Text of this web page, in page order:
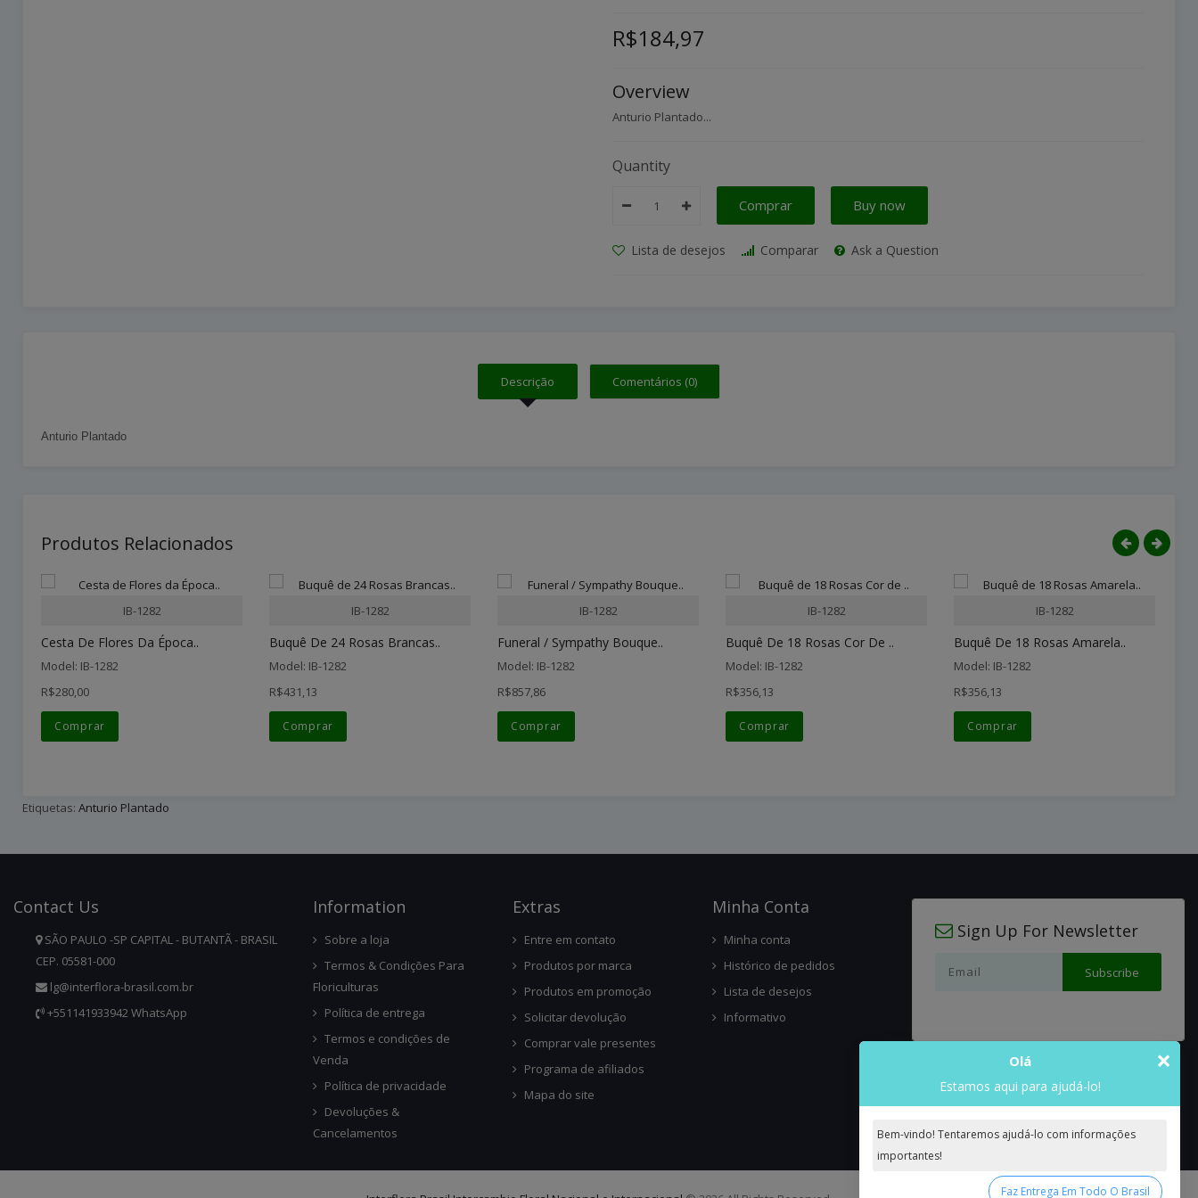
R$184,97
Overview
Anturio Plantado...
Quantity
Comprar Buy now
Lista de desejos Comparar Ask a Question
Descrição Comentários (0)
Anturio Plantado
Produtos Relacionados
IB-1282
Cesta De Flores Da Época..
Model: IB-1282
R$280,00
Comprar
IB-1282
Buquê De 24 Rosas Brancas..
Model: IB-1282
R$431,13
Comprar
IB-1282
Funeral / Sympathy Bouque..
Model: IB-1282
R$857,86
Comprar
IB-1282
Buquê De 18 Rosas Cor De ..
Model: IB-1282
R$356,13
Comprar
IB-1282
Buquê De 18 Rosas Amarela..
Model: IB-1282
R$356,13
Comprar
Etiquetas: Anturio Plantado
Contact Us
SÃO PAULO -SP CAPITAL - BUTANTÃ - BRASIL
CEP. 05581-000
lg@interflora-brasil.com.br
+551141933942 WhatsApp
InforMation
Sobre a loja
Termos & Condições Para
Floriculturas
Política de entrega
Termos e condições de
Venda
Política de privacidade
Devoluções &
Cancelamentos
ExtRas
Entre em contato
Produtos por marca
Produtos em promoção
Solicitar devolução
Comprar vale presentes
Programa de afiliados
Mapa do site
Minha Conta
Minha conta
Histórico de pedidos
Lista de desejos
Informativo
Sign Up For Newsletter
×
Olá
Estamos aqui para ajudá-lo!
Bem-vindo! Tentaremos ajudá-lo com informações
importantes!
Faz Entrega Em Todo O Brasil